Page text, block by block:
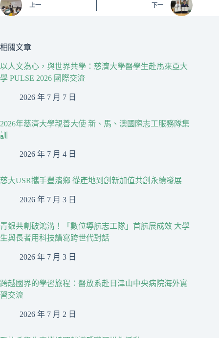
上一 下一
相關文章
以人文為心，與世界共學：慈濟大學醫學生赴馬來亞大
學 PULSE 2026 國際交流
2026 年 7 月 7 日
2026年慈濟大學親善大使 新、馬、澳國際志工服務隊集
訓
2026 年 7 月 4 日
慈大USR攜手豐濱鄉 從產地到創新加值共創永續發展
2026 年 7 月 3 日
青銀共創破鴻溝！「數位導航志工隊」首航展成效 大學
生與長者用科技譜寫跨世代對話
2026 年 7 月 3 日
跨越國界的學習旅程：醫放系赴日津山中央病院海外實
習交流
2026 年 7 月 2 日